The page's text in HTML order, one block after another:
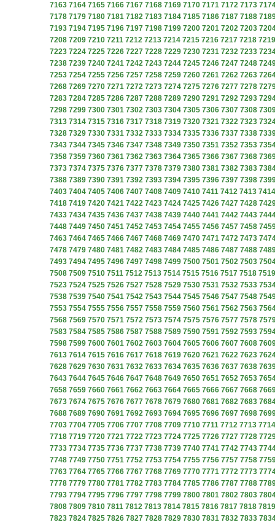
7163 7164 7165 7166 7167 7168 7169 7170 7171 7172 7173
7178 7179 7180 7181 7182 7183 7184 7185 7186 7187 7188
7193 7194 7195 7196 7197 7198 7199 7200 7201 7202 7203
7208 7209 7210 7211 7212 7213 7214 7215 7216 7217 7218 7219
7223 7224 7225 7226 7227 7228 7229 7230 7231 7232 7233
7238 7239 7240 7241 7242 7243 7244 7245 7246 7247 7248
7253 7254 7255 7256 7257 7258 7259 7260 7261 7262 7263
7268 7269 7270 7271 7272 7273 7274 7275 7276 7277 7278
7283 7284 7285 7286 7287 7288 7289 7290 7291 7292 7293
7298 7299 7300 7301 7302 7303 7304 7305 7306 7307 7308
7313 7314 7315 7316 7317 7318 7319 7320 7321 7322 7323
7328 7329 7330 7331 7332 7333 7334 7335 7336 7337 7338
7343 7344 7345 7346 7347 7348 7349 7350 7351 7352 7353
7358 7359 7360 7361 7362 7363 7364 7365 7366 7367 7368
7373 7374 7375 7376 7377 7378 7379 7380 7381 7382 7383
7388 7389 7390 7391 7392 7393 7394 7395 7396 7397 7398
7403 7404 7405 7406 7407 7408 7409 7410 7411 7412 7413 7414
7418 7419 7420 7421 7422 7423 7424 7425 7426 7427 7428
7433 7434 7435 7436 7437 7438 7439 7440 7441 7442 7443
7448 7449 7450 7451 7452 7453 7454 7455 7456 7457 7458
7463 7464 7465 7466 7467 7468 7469 7470 7471 7472 7473
7478 7479 7480 7481 7482 7483 7484 7485 7486 7487 7488
7493 7494 7495 7496 7497 7498 7499 7500 7501 7502 7503
7508 7509 7510 7511 7512 7513 7514 7515 7516 7517 7518 7519
7523 7524 7525 7526 7527 7528 7529 7530 7531 7532 7533
7538 7539 7540 7541 7542 7543 7544 7545 7546 7547 7548
7553 7554 7555 7556 7557 7558 7559 7560 7561 7562 7563
7568 7569 7570 7571 7572 7573 7574 7575 7576 7577 7578
7583 7584 7585 7586 7587 7588 7589 7590 7591 7592 7593
7598 7599 7600 7601 7602 7603 7604 7605 7606 7607 7608
7613 7614 7615 7616 7617 7618 7619 7620 7621 7622 7623
7628 7629 7630 7631 7632 7633 7634 7635 7636 7637 7638
7643 7644 7645 7646 7647 7648 7649 7650 7651 7652 7653
7658 7659 7660 7661 7662 7663 7664 7665 7666 7667 7668
7673 7674 7675 7676 7677 7678 7679 7680 7681 7682 7683
7688 7689 7690 7691 7692 7693 7694 7695 7696 7697 7698
7703 7704 7705 7706 7707 7708 7709 7710 7711 7712 7713 7714
7718 7719 7720 7721 7722 7723 7724 7725 7726 7727 7728
7733 7734 7735 7736 7737 7738 7739 7740 7741 7742 7743
7748 7749 7750 7751 7752 7753 7754 7755 7756 7757 7758
7763 7764 7765 7766 7767 7768 7769 7770 7771 7772 7773
7778 7779 7780 7781 7782 7783 7784 7785 7786 7787 7788
7793 7794 7795 7796 7797 7798 7799 7800 7801 7802 7803
7808 7809 7810 7811 7812 7813 7814 7815 7816 7817 7818 7819
7823 7824 7825 7826 7827 7828 7829 7830 7831 7832 7833